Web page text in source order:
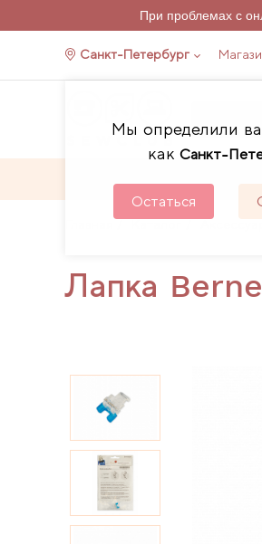
При проблемах с
Санкт-Петербург
Мы определили
как Санкт-
Остаться
Каталог
Лапка